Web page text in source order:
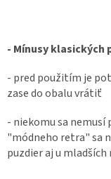
- Mínusy klasických
- pred použitím je
zase do obalu vrátiť
- niekomu sa nemusí
"módneho retra" sa
puzdier aj u